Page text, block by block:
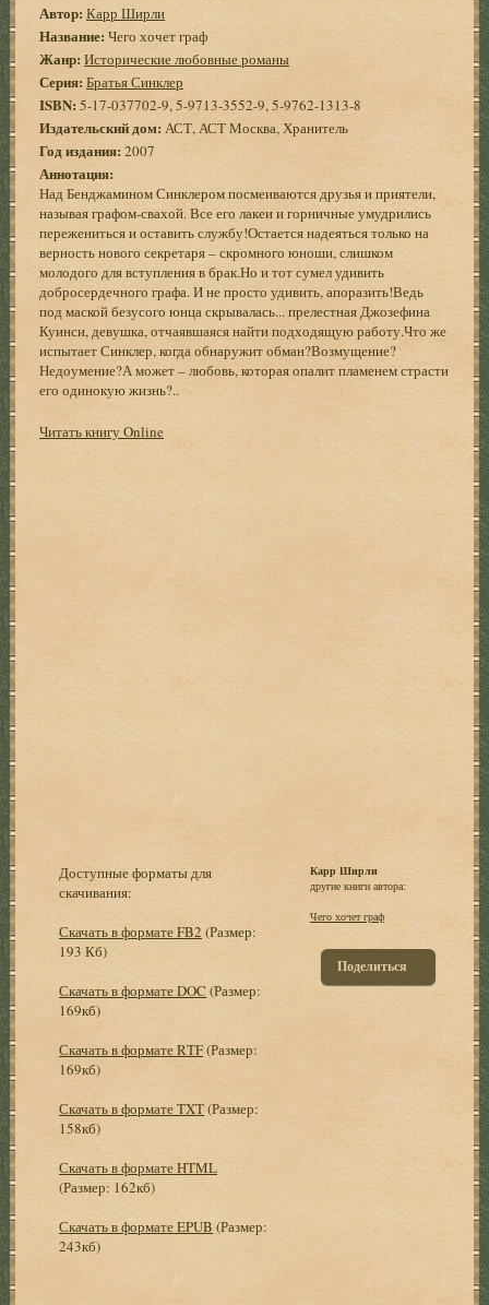
Автор: Карр Ширли
Название: Чего хочет граф
Жанр: Исторические любовные романы
Серия: Братья Синклер
ISBN: 5-17-037702-9, 5-9713-3552-9, 5-9762-1313-8
Издательский дом: АСТ, АСТ Москва, Хранитель
Год издания: 2007
Аннотация:
Над Бенджамином Синклером посмеиваются друзья и приятели,
называя графом-свахой. Все его лакеи и горничные умудрились
пережениться и оставить службу!Остается надеяться только на
верность нового секретаря – скромного юноши, слишком
молодого для вступления в брак.Но и тот сумел удивить
добросердечного графа. И не просто удивить, апоразить!Ведь
под маской безусого юнца скрывалась... прелестная Джозефина
Куинси, девушка, отчаявшаяся найти подходящую работу.Что же
испытает Синклер, когда обнаружит обман?Возмущение?
Недоумение?А может – любовь, которая опалит пламенем страсти
его одинокую жизнь?..
Читать книгу Online
Доступные форматы для
скачивания:
Скачать в формате FB2 (Размер:
193 Кб)
Скачать в формате DOC (Размер:
169кб)
Скачать в формате RTF(Размер:
169кб)
Скачать в формате TXT(Размер:
158кб)
Скачать в формате HTML
(Размер: 162кб)
Скачать в формате EPUB (Размер:
243кб)
Карр Ширли
другие книги автора:
Чего хочет граф
Поделиться